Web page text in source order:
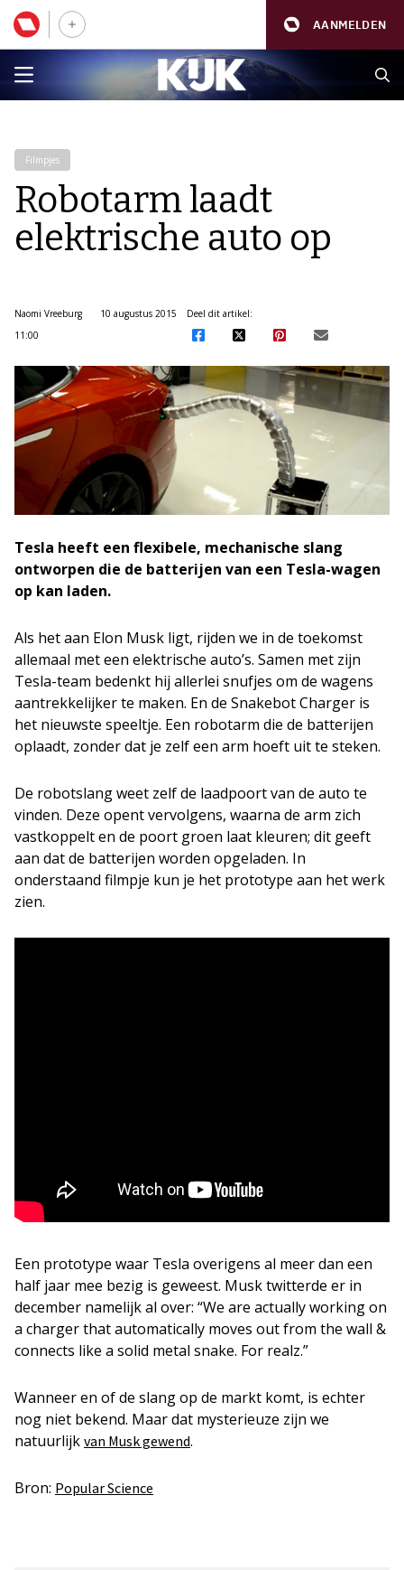
AANMELDEN
Filmpjes
Robotarm laadt
elektrische auto op
Naomi Vreeburg
10 augustus 2015
11:00
Deel dit artikel:
Tesla heeft een flexibele, mechanische slang
ontworpen die de batterijen van een Tesla-wagen
op kan laden.
Als het aan Elon Musk ligt, rijden we in de toekomst
allemaal met een elektrische auto’s. Samen met zijn
Tesla-team bedenkt hij allerlei snufjes om de wagens
aantrekkelijker te maken. En de Snakebot Charger is
het nieuwste speeltje. Een robotarm die de batterijen
oplaadt, zonder dat je zelf een arm hoeft uit te steken.
De robotslang weet zelf de laadpoort van de auto te
vinden. Deze opent vervolgens, waarna de arm zich
vastkoppelt en de poort groen laat kleuren; dit geeft
aan dat de batterijen worden opgeladen. In
onderstaand filmpje kun je het prototype aan het werk
zien.
Een prototype waar Tesla overigens al meer dan een
half jaar mee bezig is geweest. Musk twitterde er in
december namelijk al over: “We are actually working on
a charger that automatically moves out from the wall &
connects like a solid metal snake. For realz.”
Wanneer en of de slang op de markt komt, is echter
nog niet bekend. Maar dat mysterieuze zijn we
natuurlijk van Musk gewend.
Bron: Popular Science